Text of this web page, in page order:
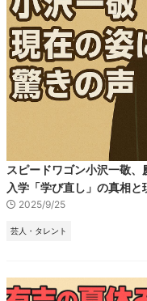
スピードワゴン小沢一敬、
入学「学び直し」の真相と
2025/9/25
芸人・タレント